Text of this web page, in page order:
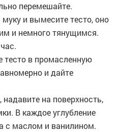
перемешайте.
и вымесите тесто, оно
и немного тянущимся.
в промасленную
и дайте
на поверхность,
В каждое углубление
с маслом и ванилином.